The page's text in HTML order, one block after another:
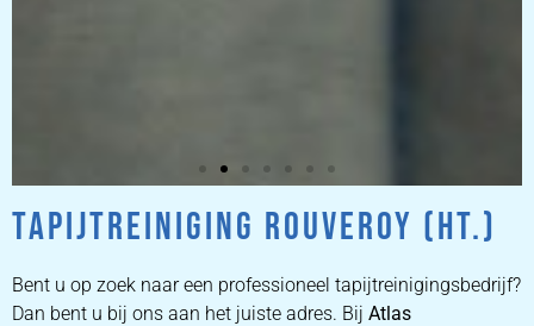
ZETEL
REINIGEN
TAPIJTREINIGING ROUVEROY (HT.)
Bent u op zoek naar een professioneel tapijtreinigingsbedrijf?
Dan bent u bij ons aan het juiste adres. Bij Atlas